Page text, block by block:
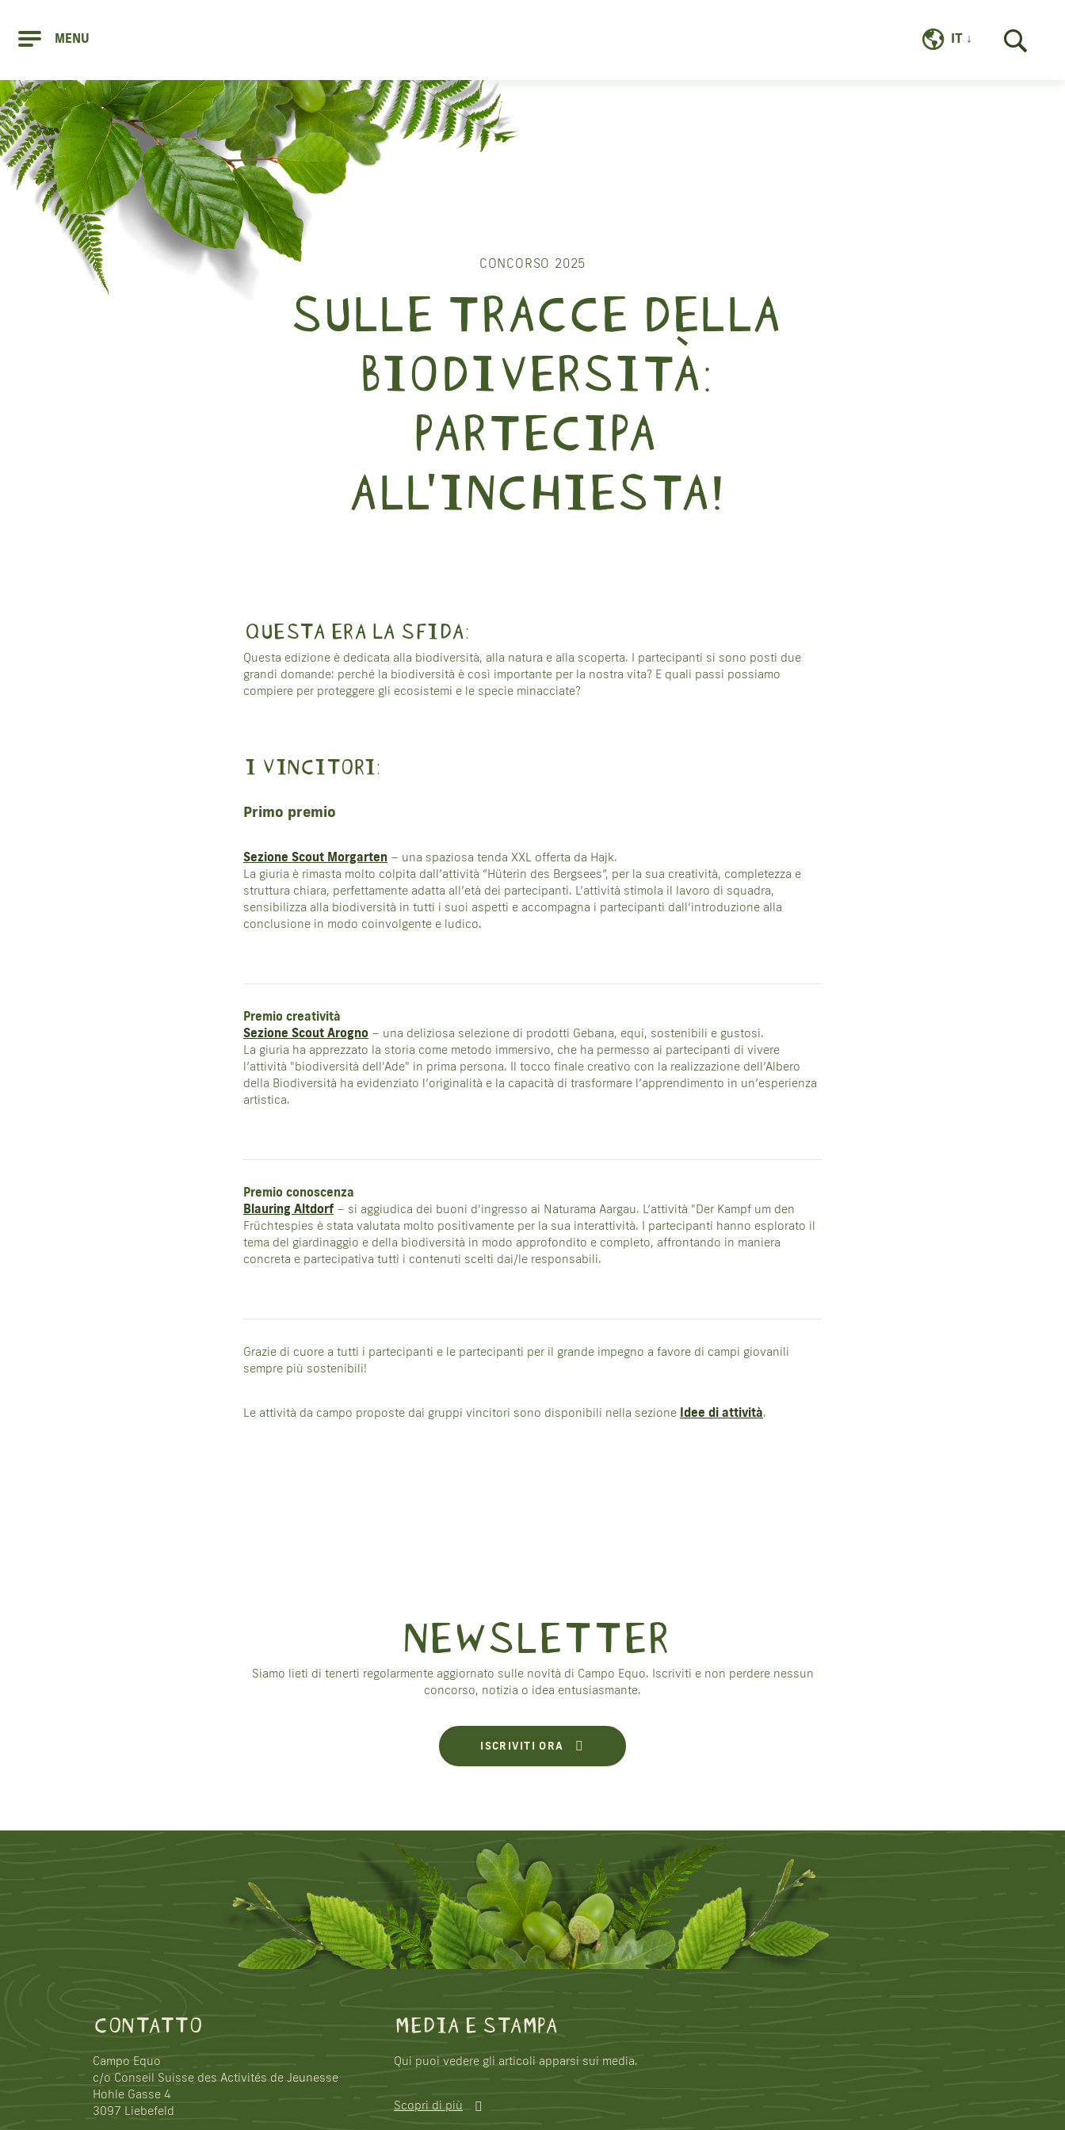
MENU IT
CONCORSO
CAMPO EQUO
COMPOST COLLECTIVE CAMP
STRUMENTI
CONCORSO 2025
SULLE TRACCE DELLA
BIODIVERSITÀ:
PARTECIPA
ALL’INCHIESTA!
QUESTA ERA LA SFIDA:
Questa edizione è dedicata alla biodiversità, alla natura e alla scoperta. I partecipanti si sono posti due
grandi domande: perché la biodiversità è così importante per la nostra vita? E quali passi possiamo
compiere per proteggere gli ecosistemi e le specie minacciate?
I VINCITORI:
Primo premio
Sezione Scout Morgarten – una spaziosa tenda XXL offerta da Hajk.
La giuria è rimasta molto colpita dall’attività “Hüterin des Bergsees”, per la sua creatività, completezza e
struttura chiara, perfettamente adatta all’età dei partecipanti. L’attività stimola il lavoro di squadra,
sensibilizza alla biodiversità in tutti i suoi aspetti e accompagna i partecipanti dall’introduzione alla
conclusione in modo coinvolgente e ludico.
Premio creatività
Sezione Scout Arogno – una deliziosa selezione di prodotti Gebana, equi, sostenibili e gustosi.
La giuria ha apprezzato la storia come metodo immersivo, che ha permesso ai partecipanti di vivere
l’attività "biodiversità dell'Ade" in prima persona. Il tocco finale creativo con la realizzazione dell’Albero
della Biodiversità ha evidenziato l’originalità e la capacità di trasformare l’apprendimento in un’esperienza
artistica.
Premio conoscenza
Blauring Altdorf – si aggiudica dei buoni d’ingresso ai Naturama Aargau. L’attività "Der Kampf um den
Früchtespies è stata valutata molto positivamente per la sua interattività. I partecipanti hanno esplorato il
tema del giardinaggio e della biodiversità in modo approfondito e completo, affrontando in maniera
concreta e partecipativa tutti i contenuti scelti dai/le responsabili.
Grazie di cuore a tutti i partecipanti e le partecipanti per il grande impegno a favore di campi giovanili
sempre più sostenibili!
Le attività da campo proposte dai gruppi vincitori sono disponibili nella sezione Idee di attività.
NEWSLETTER
Siamo lieti di tenerti regolarmente aggiornato sulle novità di Campo Equo. Iscriviti e non perdere nessun
concorso, notizia o idea entusiasmante.
ISCRIVITI ORA
CONTATTO
Campo Equo
c/o Conseil Suisse des Activités de Jeunesse
Hohle Gasse 4
3097 Liebefeld
MEDIA E STAMPA
Qui puoi vedere gli articoli apparsi sui media.
Scopri di più